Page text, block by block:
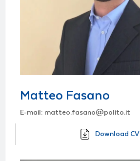
Matteo Fasano
E-mail: matteo.fasano@polito.it
Download CV